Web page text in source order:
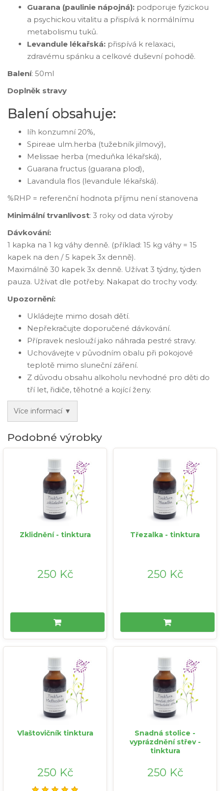
Guarana (paulinie nápojná): podporuje fyzickou
a psychickou vitalitu a přispívá k normálnímu
metabolismu tuků.
Levandule lékařská: přispívá k relaxaci,
zdravému spánku a celkové duševní pohodě.
Balení: 50ml
Doplněk stravy
Balení obsahuje:
líh konzumní 20%,
Spireae ulm.herba (tužebník jilmový),
Melissae herba (meduňka lékařská),
Guarana fructus (guarana plod),
Lavandula flos (levandule lékařská).
%RHP = referenční hodnota příjmu není stanovena
Minimální trvanlivost: 3 roky od data výroby
Dávkování:
1 kapka na 1 kg váhy denně. (příklad: 15 kg váhy = 15
kapek na den / 5 kapek 3x denně).
Maximálně 30 kapek 3x denně. Užívat 3 týdny, týden
pauza. Užívat dle potřeby. Nakapat do trochy vody.
Upozornění:
Ukládejte mimo dosah dětí.
Nepřekračujte doporučené dávkování.
Přípravek neslouží jako náhrada pestré stravy.
Uchovávejte v původním obalu při pokojové
teplotě mimo sluneční záření.
Z důvodu obsahu alkoholu nevhodné pro děti do
tří let, řidiče, těhotné a kojící ženy.
Více informací ▼
Podobné výrobky
Zklidnění - tinktura
250 Kč
Třezalka - tinktura
250 Kč
Vlaštovičník tinktura
250 Kč
Snadná stolice -
vyprázdnění střev -
tinktura
250 Kč